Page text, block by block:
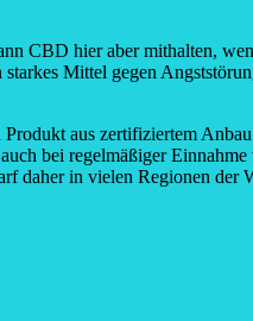
CBD hier aber mithalten,
Mittel gegen
aus zertifiziertem
bei regelmäßiger
daher in vielen Regionen der